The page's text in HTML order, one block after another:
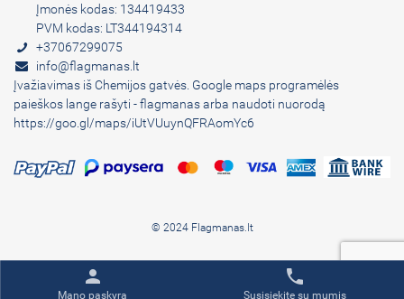
person
Mano paskyra
phone
Susisiekite su mumis
Įmonės kodas: 134419433
PVM kodas: LT344194314
+37067299075
info@flagmanas.lt
Įvažiavimas iš Chemijos gatvės. Google maps programėlės
paieškos lange rašyti - flagmanas arba naudoti nuorodą
https://goo.gl/maps/iUtVUuynQFRAomYc6
© 2024 Flagmanas.lt